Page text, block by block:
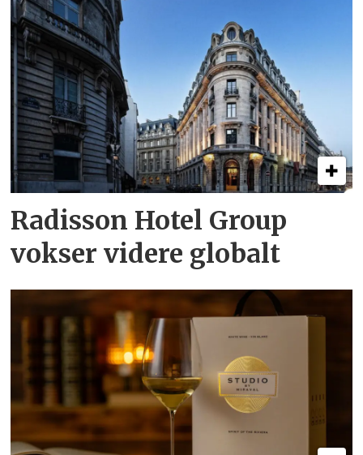
Radisson Hotel Group
vokser videre globalt